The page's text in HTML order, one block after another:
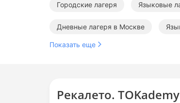
Рекалето. TOKademy
Городские лагеря Языковые
Дневные лагеря в Москве
Тематические лагеря в Москве
Показать еще